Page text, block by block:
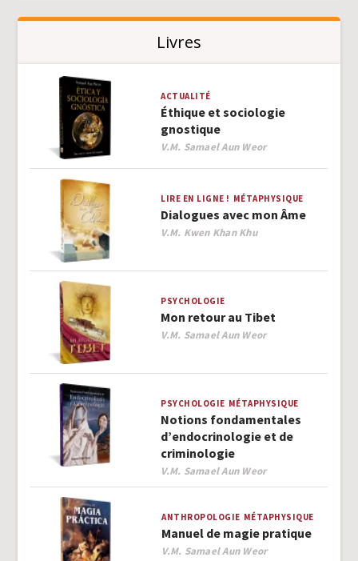
Livres
ACTUALITÉ
Éthique et sociologie
gnostique
Author
V.M. Samael Aun Weor
LIRE EN LIGNE ! MÉTAPHYSIQUE
Dialogues avec mon Âme
Author
V.M. Kwen Khan Khu
PSYCHOLOGIE
Mon retour au Tibet
Author
V.M. Samael Aun Weor
PSYCHOLOGIE MÉTAPHYSIQUE
Notions fondamentales
d’endocrinologie et de
criminologie
Author
V.M. Samael Aun Weor
ANTHROPOLOGIE MÉTAPHYSIQUE
Manuel de magie pratique
Author
V.M. Samael Aun Weor